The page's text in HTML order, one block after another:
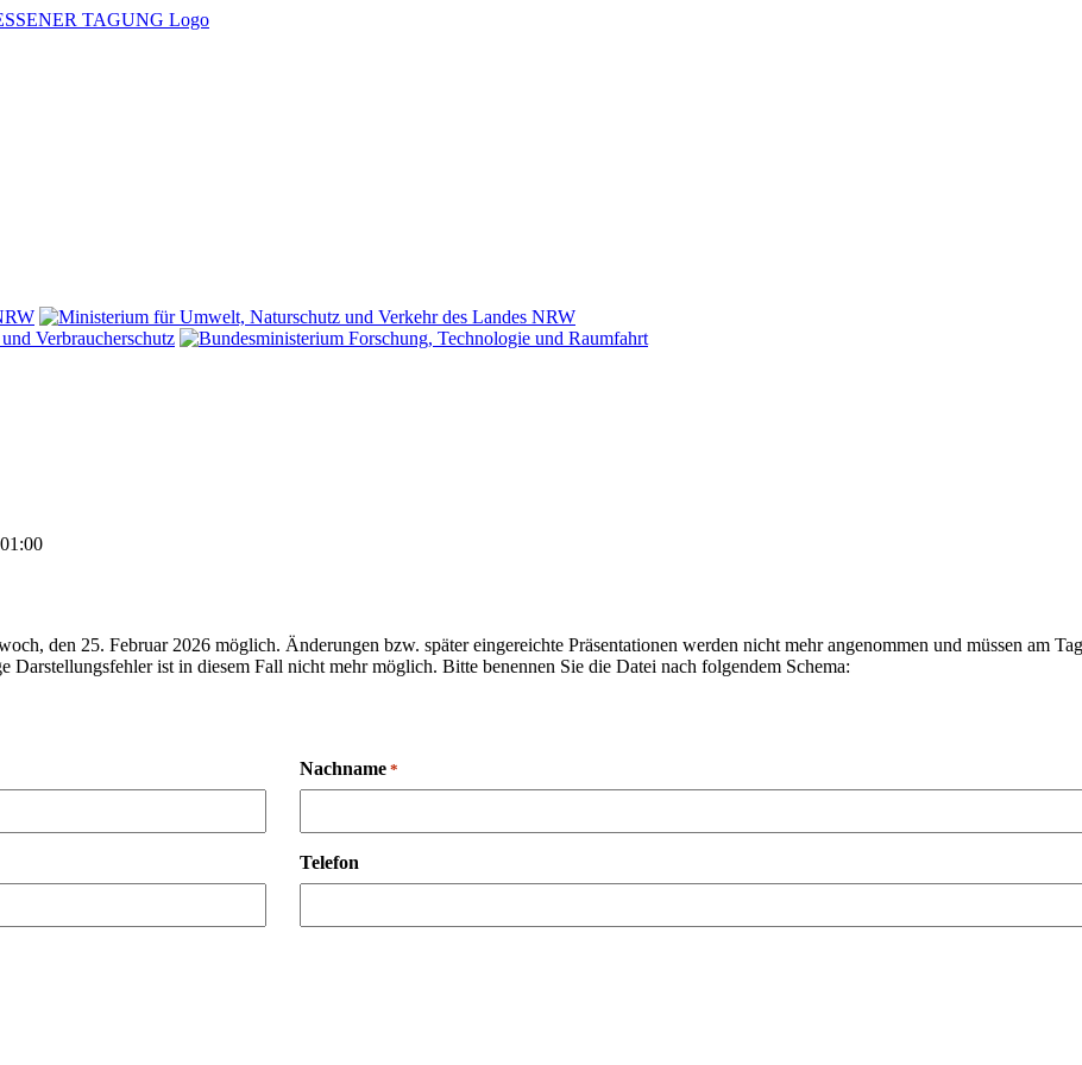
den 25. Februar 2026 möglich. Änderungen bzw. später eingereichte Präsentationen werden nicht mehr angenommen und müssen am
ist in diesem Fall nicht mehr möglich. Bitte benennen Sie die Datei nach folgendem Schema:
Nachname *
Telefon